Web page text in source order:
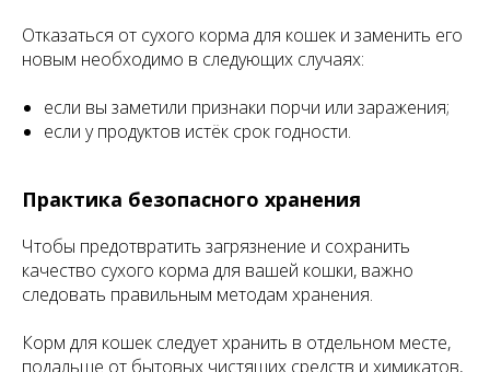
Отказаться от сухого корма для кошек и заменить его
новым необходимо в следующих случаях:
если вы заметили признаки порчи или заражения;
если у продуктов истёк срок годности.
Практика безопасного хранения
Чтобы предотвратить загрязнение и сохранить
качество сухого корма для вашей кошки, важно
следовать правильным методам хранения.
Корм для кошек следует хранить в отдельном месте,
подальше от бытовых чистящих средств и химикатов,